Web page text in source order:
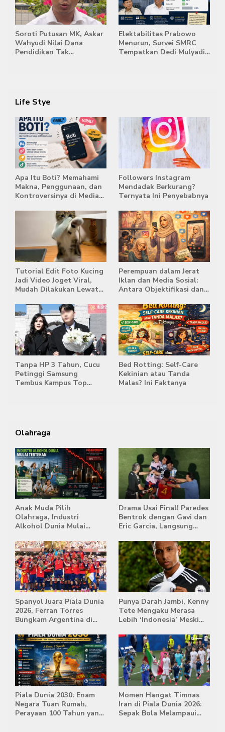
Soroti Putusan MK, Askar
Wahyudi Nilai Dana
Pendidikan Tak
Elektabilitas Prabowo
Menurun, Survei SMRC
Tempatkan Dedi Mulyadi
Life Stye
Apa Itu Boti? Memahami
Makna, Penggunaan, dan
Kontroversinya di Media
Followers Instagram
Mendadak Berkurang?
Ternyata Ini Penyebabnya
Tutorial Edit Foto Kucing
Jadi Video Joget Viral,
Mudah Dilakukan Lewat
Perempuan dalam Jerat
Iklan dan Media Sosial:
Antara Objektifikasi dan
Tanpa HP 3 Tahun, Cucu
Petinggi Samsung
Tembus Kampus Top
Bed Rotting: Self-Care
Kekinian atau Tanda
Malas? Ini Faktanya
Olahraga
Anak Muda Pilih
Olahraga, Industri
Alkohol Dunia Mulai
Drama Usai Final! Paredes
Bentrok dengan Gavi dan
Eric Garcia, Langsung
Spanyol Juara Piala Dunia
2026, Ferran Torres
Bungkam Argentina di
Punya Darah Jambi, Kenny
Tete Mengaku Merasa
Lebih ‘Indonesia’ Meski
Piala Dunia 2030: Enam
Negara Tuan Rumah,
Perayaan 100 Tahun yang
Momen Hangat Timnas
Iran di Piala Dunia 2026:
Sepak Bola Melampaui